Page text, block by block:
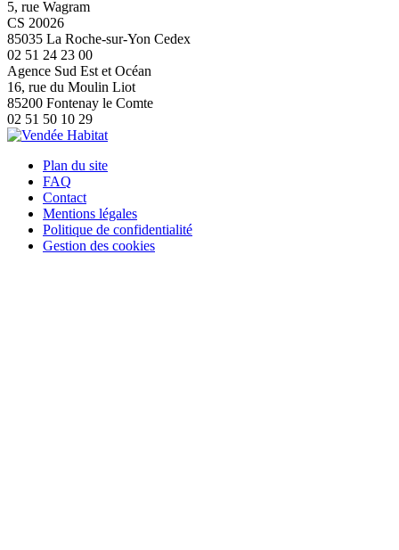
5, rue Wagram
CS 20026
85035 La Roche-sur-Yon Cedex
02 51 24 23 00
Agence Sud Est et Océan
16, rue du Moulin Liot
85200 Fontenay le Comte
02 51 50 10 29
Plan du site
FAQ
Contact
Mentions légales
Politique de confidentialité
Gestion des cookies